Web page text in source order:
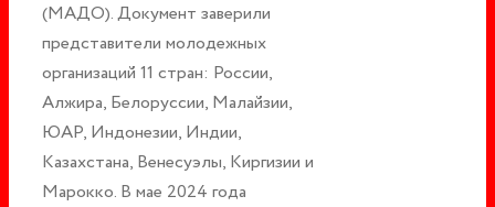
(МАДО). Документ заверили
представители молодежных
организаций 11 стран: России,
Алжира, Белоруссии, Малайзии,
ЮАР, Индонезии, Индии,
Казахстана, Венесуэлы, Киргизии и
Марокко. В мае 2024 года